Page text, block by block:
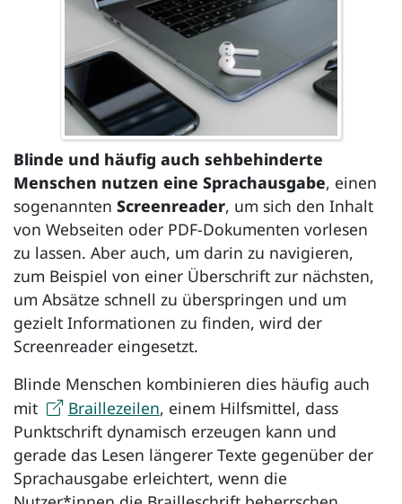
Blinde und häufig auch sehbehinderte
Menschen nutzen eine Sprachausgabe, einen
sogenannten Screenreader, um sich den Inhalt
von Webseiten oder PDF-Dokumenten vorlesen
zu lassen. Aber auch, um darin zu navigieren,
zum Beispiel von einer Überschrift zur nächsten,
um Absätze schnell zu überspringen und um
gezielt Informationen zu finden, wird der
Screenreader eingesetzt.
Blinde Menschen kombinieren dies häufig auch
mit
Braillezeilen, einem Hilfsmittel, dass
Punktschrift dynamisch erzeugen kann und
gerade das Lesen längerer Texte gegenüber der
Sprachausgabe erleichtert, wenn die